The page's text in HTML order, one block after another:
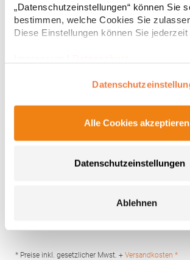
„Datenschutzeinstellungen“ können Sie
bestimmen, welche Cookies Sie
Diese Einstellungen können Sie jederzeit
Alle Cookies akzeptieren
Datenschutzeinstellungen
Ablehnen
K242 Kustom Kit Damen Blues
Einfache Nähte um Armausschnitte Doppelt abgesteppte Ärmel-
Manschette Unterbrustabnäher Rückenabnäher vom Saum zur
Gewebtes Kustom Kit®-Halsetikett
* Preise inkl. gesetzlicher Mwst. + Versandkosten *